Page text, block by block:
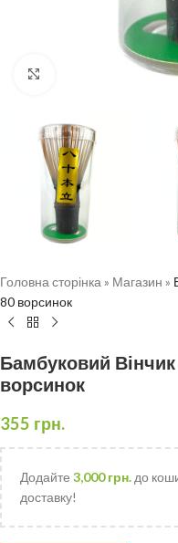
Натисніть, щоб
Головна сторінка » Магазин »
80 ворсинок
Бамбуковий
ворсинок
355 грн.
Додайте 3,000грн. до
доставку!